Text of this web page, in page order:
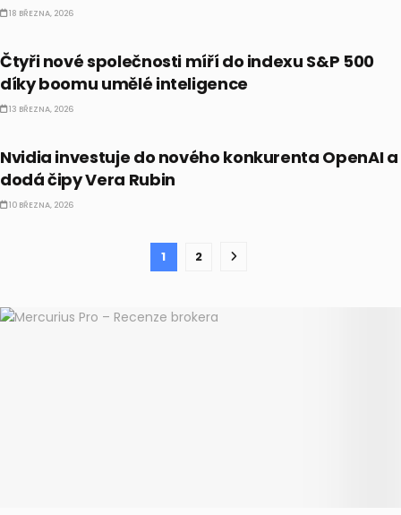
18 BŘEZNA, 2026
Čtyři nové společnosti míří do indexu S&P 500
díky boomu umělé inteligence
13 BŘEZNA, 2026
Nvidia investuje do nového konkurenta OpenAI a
dodá čipy Vera Rubin
10 BŘEZNA, 2026
1 2